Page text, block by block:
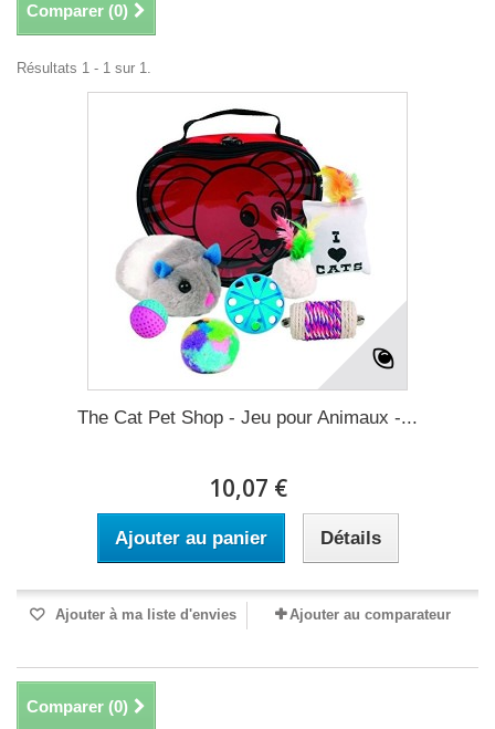
Comparer (0)
Résultats 1 - 1 sur 1.
The Cat Pet Shop - Jeu pour Animaux -...
10,07 €
Ajouter au panier Détails
Ajouter à ma liste d'envies Ajouter au comparateur
Comparer (0)